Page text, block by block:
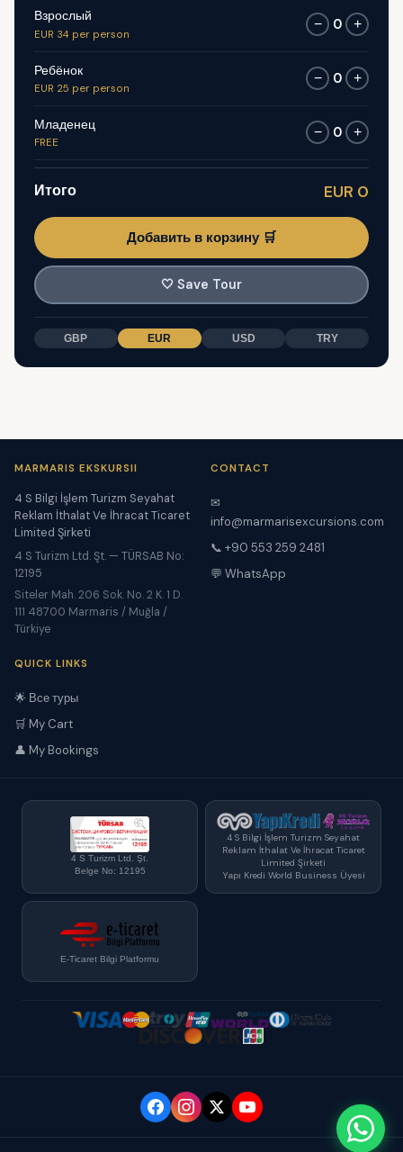
Взрослый
EUR 34 per person
− 0 +
Ребёнок
EUR 25 per person
− 0 +
Младенец
FREE
− 0 +
Итого EUR 0
Добавить в корзину 🛒
🤍 Save Tour
GBP EUR USD TRY
MARMARIS EKSKURSII
4 S Bilgi İşlem Turizm Seyahat
Reklam İthalat Ve İhracat Ticaret
Limited Şirketi
4 S Turizm Ltd. Şt. — TÜRSAB No:
12195
Siteler Mah. 206 Sok. No. 2 K. 1 D.
111 48700 Marmaris / Muğla /
Türkiye
CONTACT
✉
info@marmarisexcursions.com
📞 +90 553 259 2481
💬 WhatsApp
QUICK LINKS
🌟 Все туры
🛒 My Cart
👤 My Bookings
4 S Turizm Ltd. Şt.
Belge No: 12195
4 S Bilgi İşlem Turizm Seyahat
Reklam İthalat Ve İhracat Ticaret
Limited Şirketi
Yapı Kredi World Business Üyesi
E-Ticaret Bilgi Platformu